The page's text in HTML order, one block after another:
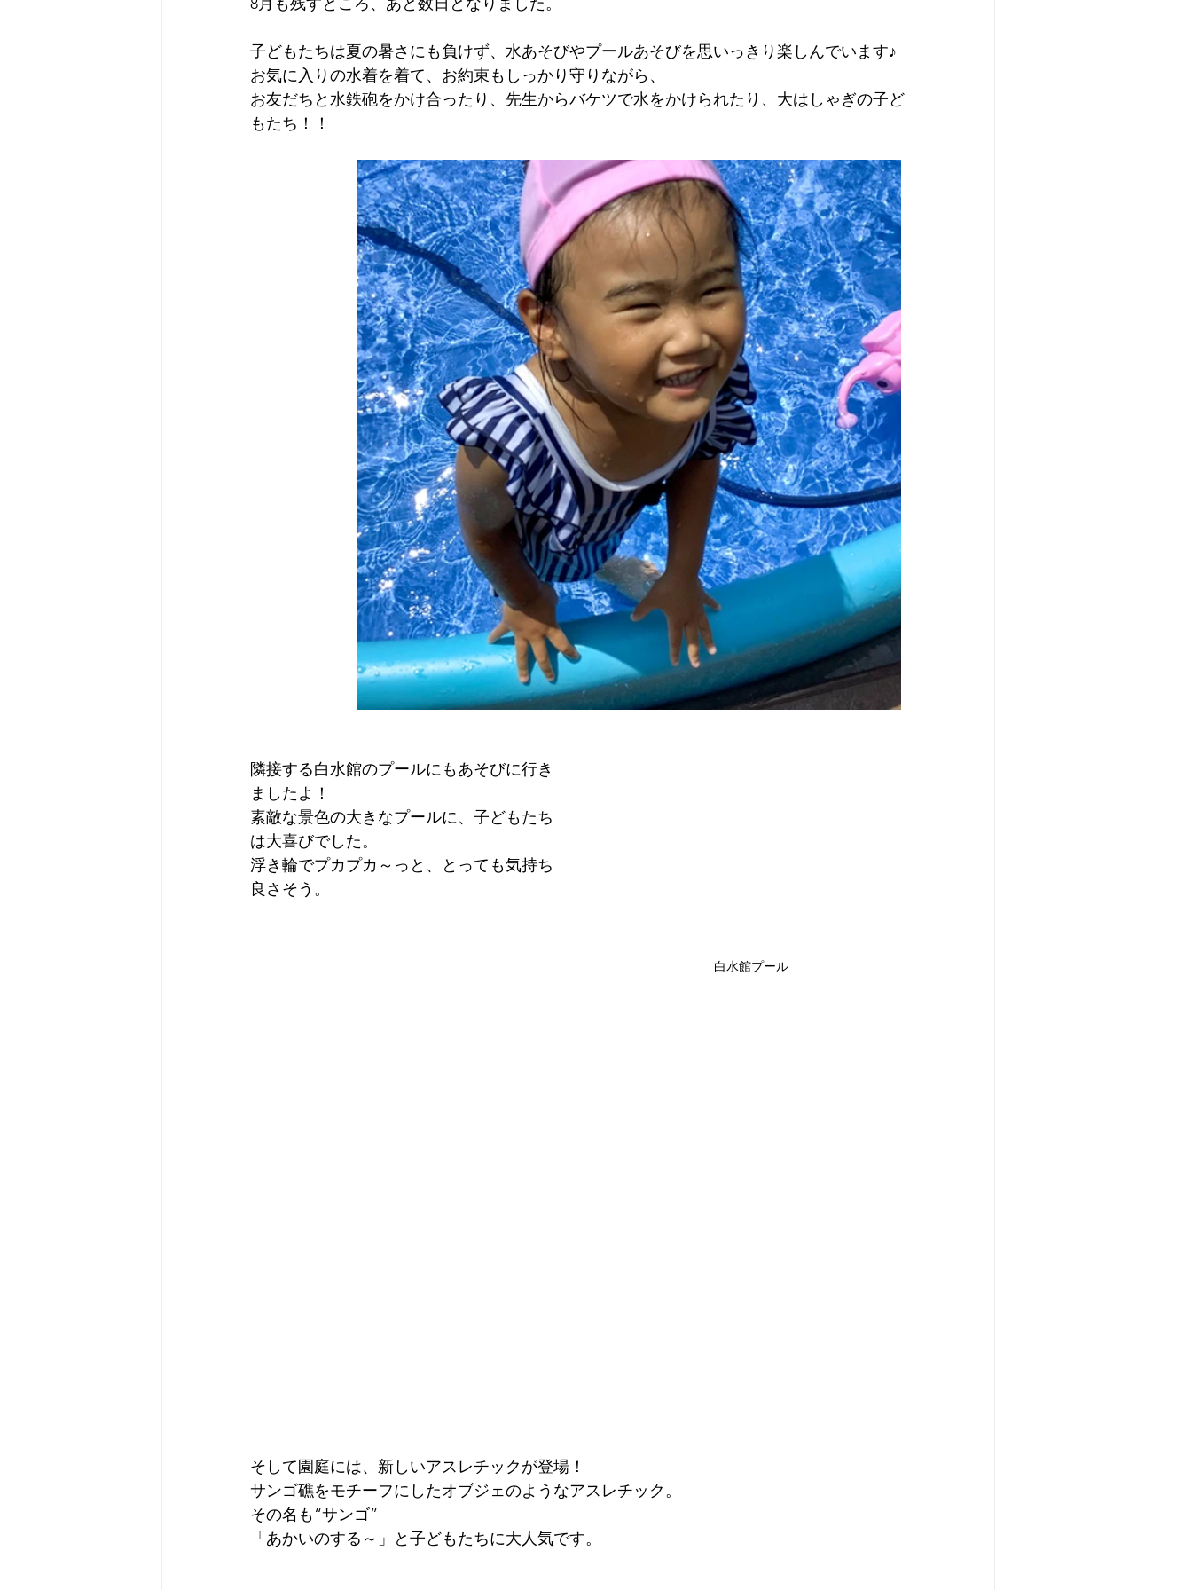
子どもたちは夏の暑さにも負けず、水あそびやプールあそびを思いっきり楽しんでいます♪
お気に入りの水着を着て、お約束もしっかり守りながら、
お友だちと水鉄砲をかけ合ったり、先生からバケツで水をかけられたり、大はしゃぎの子ど
もたち！！
白水館プール
隣接する白水館のプールにもあそびに行き
ましたよ！
素敵な景色の大きなプールに、子どもたち
は大喜びでした。
浮き輪でプカプカ～っと、とっても気持ち
良さそう。
そして園庭には、新しいアスレチックが登場！
サンゴ礁をモチーフにしたオブジェのようなアスレチック。
その名も“サンゴ”
「あかいのする～」と子どもたちに大人気です。